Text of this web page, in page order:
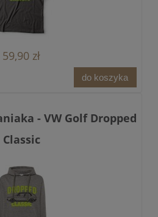
59,90 zł
do koszyka
- VW Golf Dropped
Classic